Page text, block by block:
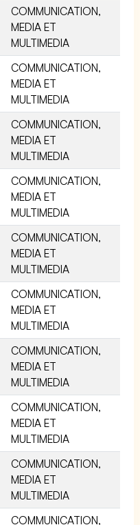
COMMUNICATION,
MEDIA ET
MULTIMEDIA
COMMUNICATION,
MEDIA ET
MULTIMEDIA
COMMUNICATION,
MEDIA ET
MULTIMEDIA
COMMUNICATION,
MEDIA ET
MULTIMEDIA
COMMUNICATION,
MEDIA ET
MULTIMEDIA
COMMUNICATION,
MEDIA ET
MULTIMEDIA
COMMUNICATION,
MEDIA ET
MULTIMEDIA
COMMUNICATION,
MEDIA ET
MULTIMEDIA
COMMUNICATION,
MEDIA ET
MULTIMEDIA
COMMUNICATION,